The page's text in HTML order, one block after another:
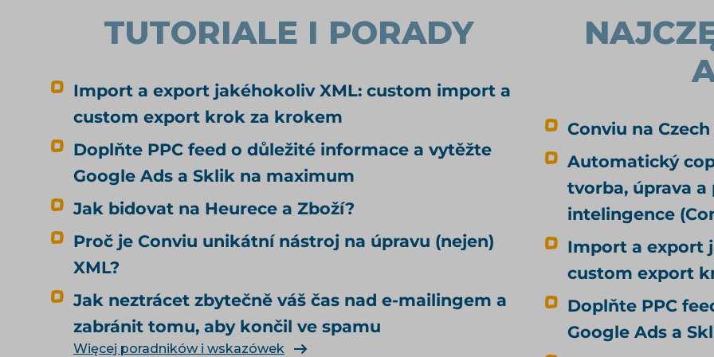
který budou ostatní odkazovat — jenže
vy neprodáváte články, ale kotle nebo
prodávají balíček odkazů, u kterých se
udělají. Tenhle text jde třetí cestou.
Nejdřív odpoví na otázku, kterou
většina návodů přeskočí — jestli
odkazy vůbec potřebujete — a pak
ukáže, kde je e-shop reálně bere.
Uvidíte taky, co se v českých článcích o
odkazech běžně tvrdí, ačkoli se nám to
při ověřování nepotvrdilo. Je to jeden z
Pořadí, ve kterém jednotlivé zdroje
odkazů probíráme, je zároveň to,
kterým k nim chodíme u klientů —
TUTORIALE I PORADY
Import a export jakéhokoliv XML: custom import a
custom export krok za krokem
Doplňte PPC feed o důležité informace a vytěžte
Google Ads a Sklik na maximum
Jak bidovat na Heurece a Zboží?
Proč je Conviu unikátní nástroj na úpravu (nejen)
XML?
Jak neztrácet zbytečně váš čas nad e-mailingem a
zabránit tomu, aby končil ve spamu
Więcej poradników i wskazówek
Conviu na
Automatický
tvorba, úprava
intelingence
Import a export
custom export
Doplňte PPC
Google Ads a